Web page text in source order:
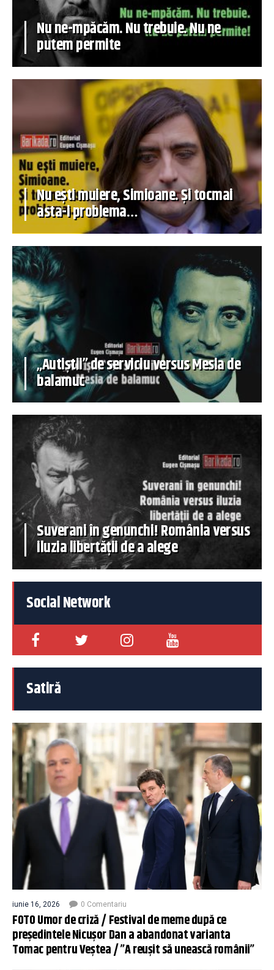
Nu ne-mpăcăm. Nu trebuie. Nu ne
putem permite
Nu ești muiere, Simioane. Și tocmai
asta-i problema…
„Autiștii” de serviciu versus Mesia de
balamuc
Suverani în genunchi! România versus
iluzia libertății de a alege
Social Network
Satiră
iunie 16, 2026 0 Comentariu
FOTO Umor de criză / Festival de meme după ce
președintele Nicușor Dan a abandonat varianta
Tomac pentru Veștea / ”A reușit să unească românii”